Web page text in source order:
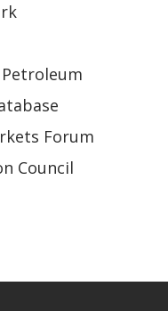
Petroleum
Forum
Council